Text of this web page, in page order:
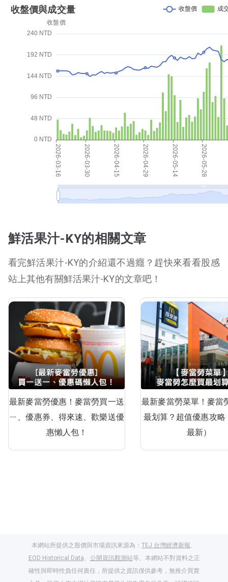
鮮活果汁-KY的相關文章
看完鮮活果汁-KY的介紹還不過癮？趕快來看看股感
站上其他有關鮮活果汁-KY的文章吧！
最新麥當勞優惠！麥當勞買一送
ㄧ、優惠券、得來速、歡樂送優
惠懶人包！
最新麥當勞菜單！麥當
最划算？超值優惠攻略
最新）
本網站所提供之股價與市場資訊來源為： TEJ 台灣經濟新報、
EOD Historical Data、 公開資訊觀測站等。本網站不對資料之正
確性與即時性負任何責任，所提供之資訊僅供參考，無推介買賣